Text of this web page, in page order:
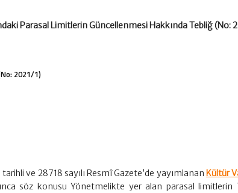
Parasal Limitlerin Güncellenmesi Hakkında Tebliğ (No:
2021/1)
ve 28718 sayılı Resmî Gazete’de yayımlanan Kültür
söz konusu Yönetmelikte yer alan parasal limitlerin